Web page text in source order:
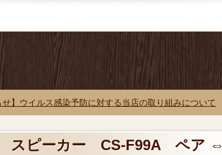
せ】ウイルス感染予防に対する当店の取り組みについて
スピーカー CS-F99A ペア ⇔